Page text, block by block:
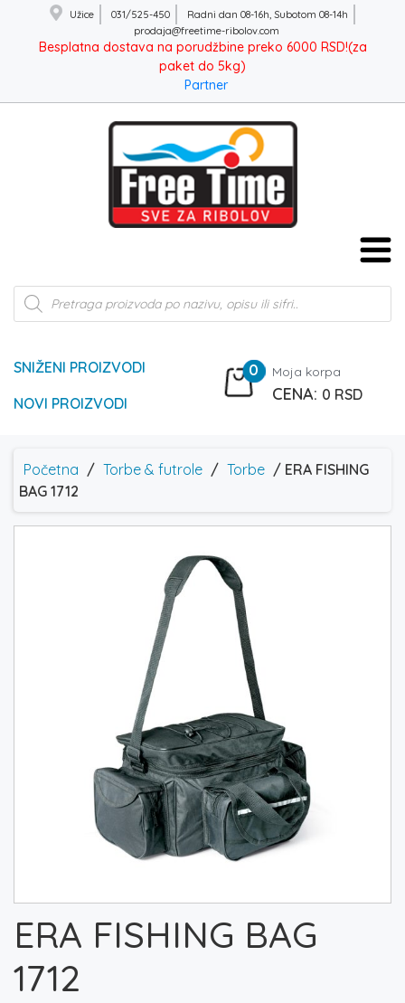
Užice 031/525-450
Radni dan 08-16h, Subotom 08-14h
prodaja@freetime-ribolov.com
Besplatna dostava na porudžbine preko 6000 RSD!(za
paket do 5kg)
Partner
Products
search
SNIŽENI PROIZVODI
NOVI PROIZVODI
0 Moja korpa
0 RSD
Početna / Torbe & futrole / Torbe / ERA FISHING
BAG 1712
ERA FISHING BAG
1712